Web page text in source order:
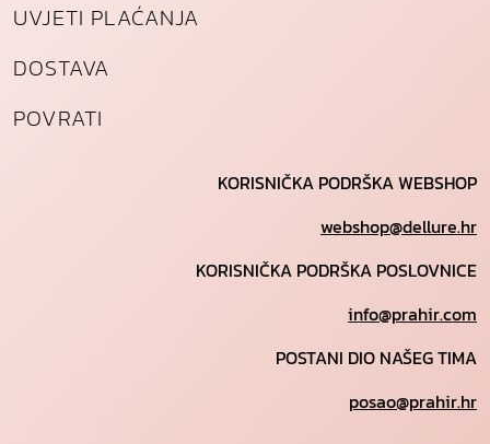
UVJETI PLAĆANJA
DOSTAVA
POVRATI
KORISNIČKA PODRŠKA WEBSHOP
webshop@dellure.hr
KORISNIČKA PODRŠKA POSLOVNICE
info@prahir.com
POSTANI DIO NAŠEG TIMA
posao@prahir.hr